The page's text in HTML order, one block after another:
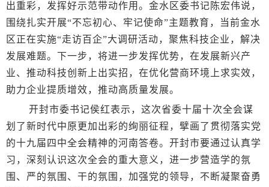
出重彩，发挥好示范带动作用。金水区委书记陈宏伟说，
围绕扎实开展“不忘初心、牢记使命”主题教育，当前金水
区正在实施“走访百企”大调研活动，聚焦科技企业，解决
发展难题。下一步，将进一步发挥优势，在发展新兴产
业、推动科技创新上出实招，在优化营商环境上求实效，
助力企业提质增效，推动高质量发展。
开封市委书记侯红表示，这次省委十届十次全会谋
划了新时代中原更加出彩的绚丽征程，擘画了贯彻落实党
的十九届四中全会精神的河南答卷。开封市要通过认真学
习，深刻认识这次全会的重大意义，进一步营造学的氛
围、严的氛围、干的氛围，加强党的领导，不断凝聚奋勇